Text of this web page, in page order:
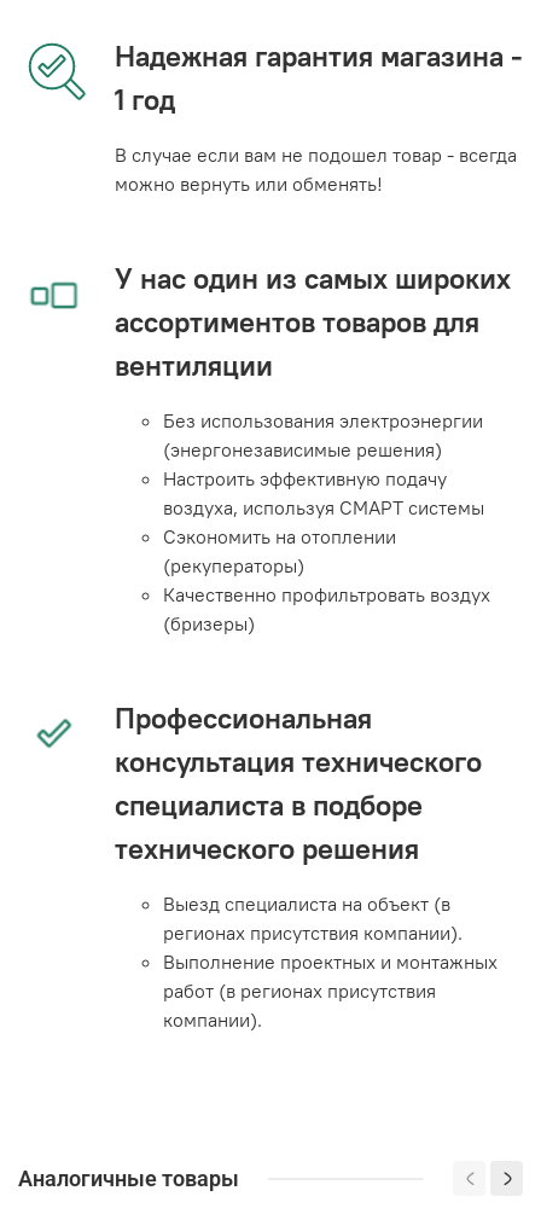
Надежная гарантия магазина -
1 год
В случае если вам не подошел товар - всегда
можно вернуть или обменять!
У нас один из самых широких
ассортиментов товаров для
вентиляции
Без использования электроэнергии
(энергонезависимые решения)
Настроить эффективную подачу
воздуха, используя СМАРТ системы
Сэкономить на отоплении
(рекуператоры)
Качественно профильтровать воздух
(бризеры)
Профессиональная
консультация технического
специалиста в подборе
технического решения
Выезд специалиста на объект (в
регионах присутствия компании).
Выполнение проектных и монтажных
работ (в регионах присутствия
компании).
Аналогичные товары